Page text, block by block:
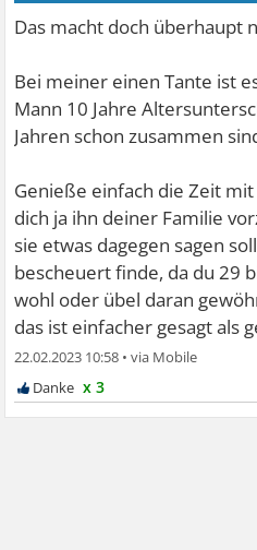
Das macht doch überhaupt
Bei meiner einen Tante ist
Mann 10 Jahre
Jahren schon zusammen
Genieße einfach die Zeit
dich ja ihn deiner Familie
sie etwas dagegen sagen
bescheuert finde, da du 29
wohl oder übel daran
das ist einfacher gesagt als
22.02.2023 10:58 •
x 3